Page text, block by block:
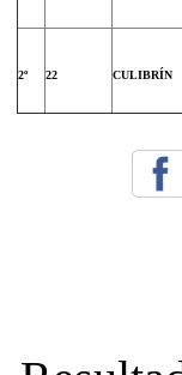
2º 22 CULIBRÍN